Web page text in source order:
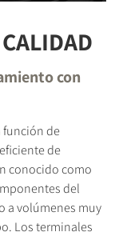
con
función de
de
conocido como
del
a volúmenes muy
Los terminales